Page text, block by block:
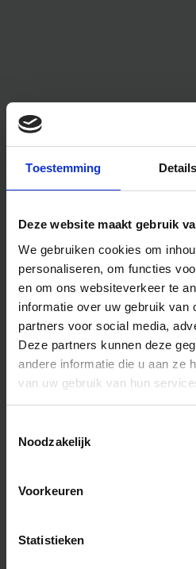
Toestemming Details
Deze website maakt gebruik
We gebruiken cookies om
personaliseren, om functies
en om ons websiteverkeer te
informatie over uw gebruik van
partners voor social media,
Deze partners kunnen deze
andere informatie die u aan ze
van uw gebruik van hun
Noodzakelijk
Voorkeuren
Statistieken
Algemene informatie